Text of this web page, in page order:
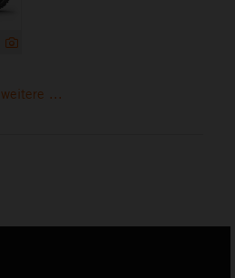
weitere ...